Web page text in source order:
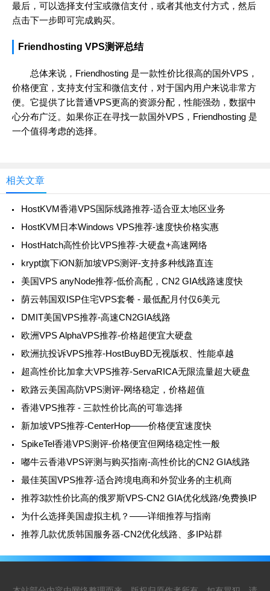
最后，可以选择支付宝或微信支付，或者其他支付方式，然后
点击下一步即可完成购买。
Friendhosting VPS测评总结
总体来说，Friendhosting 是一款性价比很高的国外VPS，
价格便宜，支持支付宝和微信支付，对于国内用户来说非常方
便。它提供了比普通VPS更高的资源分配，性能强劲，数据中
心分布广泛。如果你正在寻找一款国外VPS，Friendhosting 是
一个值得考虑的选择。
相关文章
HostKVM香港VPS国际线路推荐-适合亚太地区业务
HostKVM日本Windows VPS推荐-速度快价格实惠
HostHatch高性价比VPS推荐-大硬盘+高速网络
krypt旗下iON新加坡VPS测评-支持多种线路直连
美国VPS anyNode推荐-低价高配，CN2 GIA线路速度快
荫云韩国双ISP住宅VPS套餐 - 最低配月付仅6美元
DMIT美国VPS推荐-高速CN2GIA线路
欧洲VPS AlphaVPS推荐-价格超便宜大硬盘
欧洲抗投诉VPS推荐-HostBuyBD无视版权、性能卓越
超高性价比加拿大VPS推荐-ServaRICA无限流量超大硬盘
欧路云美国高防VPS测评-网络稳定，价格超值
香港VPS推荐 - 三款性价比高的可靠选择
新加坡VPS推荐-CenterHop——价格便宜速度快
SpikeTel香港VPS测评-价格便宜但网络稳定性一般
嘟牛云香港VPS评测与购买指南-高性价比的CN2 GIA线路
最佳英国VPS推荐-适合跨境电商和外贸业务的主机商
推荐3款性价比高的俄罗斯VPS-CN2 GIA优化线路/免费换IP
为什么选择美国虚拟主机？——详细推荐与指南
推荐几款优质韩国服务器-CN2优化线路、多IP站群